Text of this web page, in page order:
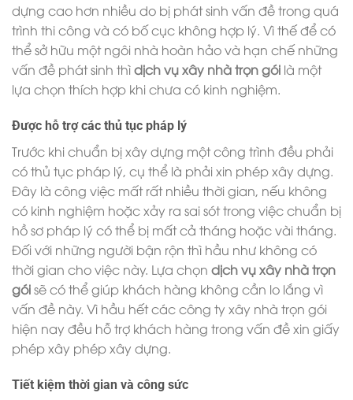
dựng cao hơn nhiều do bị phát sinh vấn đề trong quá
trình thi công và có bố cục không hợp lý. Vì thế để có
thể sở hữu một ngôi nhà hoàn hảo và hạn chế những
vấn đề phát sinh thìdịch vụ xây nhà trọn gói là một
lựa chọn thích hợp khi chưa có kinh nghiệm.
Được hỗ trợ các thủ tục pháp lý
Trước khi chuẩn bị xây dựng một công trình đều phải
có thủ tục pháp lý, cụ thể là phải xin phép xây dựng.
Đây là công việc mất rất nhiều thời gian, nếu không
có kinh nghiệm hoặc xảy ra sai sót trong việc chuẩn bị
hồ sơ pháp lý có thể bị mất cả tháng hoặc vài tháng.
Đối với những người bận rộn thì hầu như không có
thời gian cho việc này. Lựa chọn dịch vụ xây nhà trọn
góisẽ có thể giúp khách hàng không cần lo lắng vì
vấn đề này. Vì hầu hết các công ty xây nhà trọn gói
hiện nay đều hỗ trợ khách hàng trong vấn đề xin giấy
phép xây phép xây dựng.
Tiết kiệm thời gian và công sức